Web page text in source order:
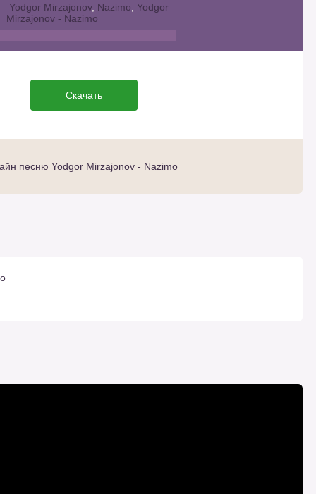
Yodgor Mirzajonov, Nazimo
Yodgor
Mirzajonov - Nazimo
Скачать
песню Yodgor Mirzajonov - Nazimo